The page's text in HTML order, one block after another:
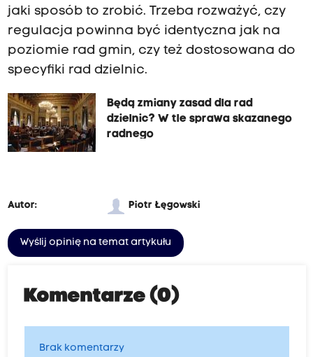
jaki sposób to zrobić. Trzeba rozważyć, czy
regulacja powinna być identyczna jak na
poziomie rad gmin, czy też dostosowana do
specyfiki rad dzielnic.
Będą zmiany zasad dla rad
dzielnic? W tle sprawa skazanego
radnego
Autor: Piotr Łęgowski
Wyślij opinię na temat artykułu
Komentarze (0)
Brak komentarzy